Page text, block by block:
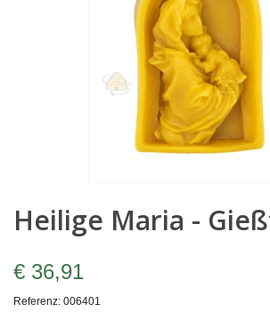
Heilige Maria -
€ 36,91
Referenz: 006401